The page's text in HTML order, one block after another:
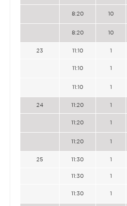
8:20 10
8:20 10
23 11:10 1
11:10 1
11:10 1
24 11:20 1
11:20 1
11:20 1
25 11:30 1
11:30 1
11:30 1